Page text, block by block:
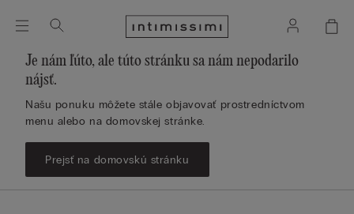
Je nám ľúto, ale túto stránku sa nám nepodarilo
nájsť.
Našu ponuku môžete stále objavovať prostredníctvom
menu alebo na domovskej stránke.
Prejsť na domovskú stránku